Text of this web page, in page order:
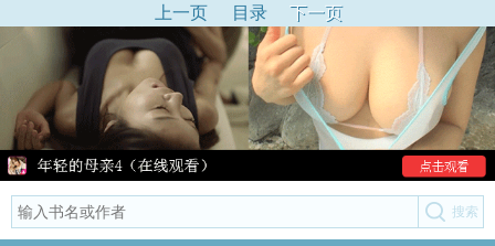
上一页 目录 下一页